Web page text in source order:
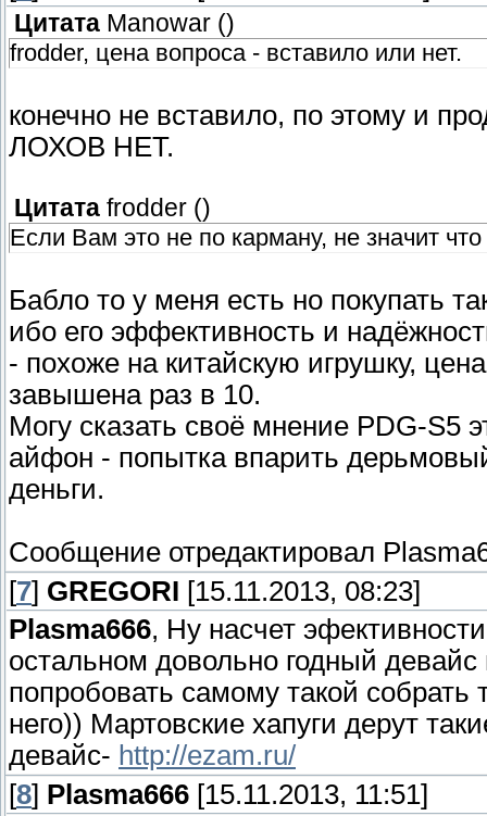
Цитата Manowar ()
frodder, цена вопроса - вставило или нет.
конечно не вставило, по этому и
ЛОХОВ НЕТ.
Цитата frodder ()
Если Вам это не по карману, не значит
Бабло то у меня есть но покупать
ибо его эффективность и
- похоже на китайскую игрушку,
завышена раз в 10.
Могу сказать своё мнение PDG-S5
айфон - попытка впарить
деньги.
Сообщение отредактировал
[7] GREGORI [15.11.2013, 08:23]
Plasma666, Ну насчет
остальном довольно годный
попробовать самому такой
него)) Мартовские хапуги дерут
девайс- http://ezam.ru/
[8] Plasma666 [15.11.2013, 11:51]